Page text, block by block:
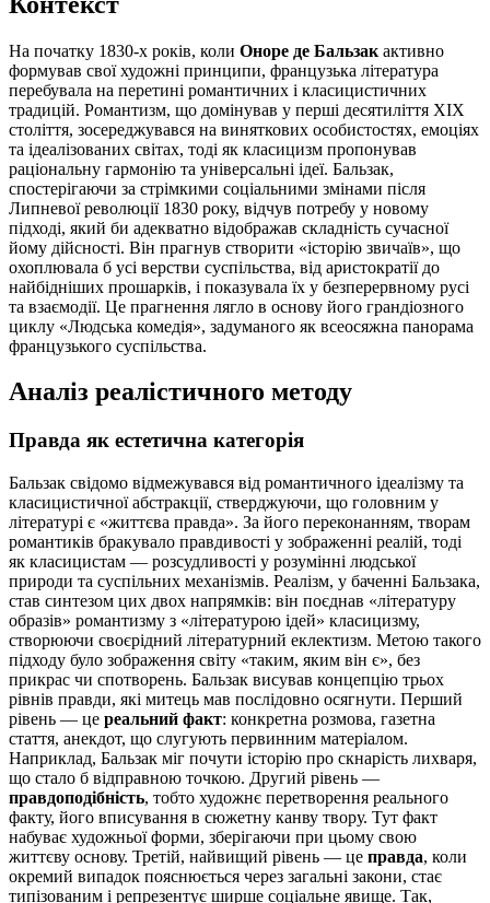
На початку 1830-х років, коли Оноре де Бальзак активно
формував свої художні принципи, французька література
перебувала на перетині романтичних і класицистичних
традицій. Романтизм, що домінував у перші десятиліття XIX
століття, зосереджувався на виняткових особистостях, емоціях
та ідеалізованих світах, тоді як класицизм пропонував
раціональну гармонію та універсальні ідеї. Бальзак,
спостерігаючи за стрімкими соціальними змінами після
Липневої революції 1830 року, відчув потребу у новому
підході, який би адекватно відображав складність сучасної
йому дійсності. Він прагнув створити «історію звичаїв», що
охоплювала б усі верстви суспільства, від аристократії до
найбідніших прошарків, і показувала їх у безперервному русі
та взаємодії. Це прагнення лягло в основу його грандіозного
циклу «Людська комедія», задуманого як всеосяжна панорама
французького суспільства.
Аналіз реалістичного методу
Правда як естетична категорія
Бальзак свідомо відмежувався від романтичного ідеалізму та
класицистичної абстракції, стверджуючи, що головним у
літературі є «життєва правда». За його переконанням, творам
романтиків бракувало правдивості у зображенні реалій, тоді
як класицистам — розсудливості у розумінні людської
природи та суспільних механізмів. Реалізм, у баченні Бальзака,
став синтезом цих двох напрямків: він поєднав «літературу
образів» романтизму з «літературою ідей» класицизму,
створюючи своєрідний літературний еклектизм. Метою такого
підходу було зображення світу «таким, яким він є», без
прикрас чи спотворень. Бальзак висував концепцію трьох
рівнів правди, які митець мав послідовно осягнути. Перший
рівень — це реальний факт: конкретна розмова, газетна
стаття, анекдот, що слугують первинним матеріалом.
Наприклад, Бальзак міг почути історію про скнарість лихваря,
що стало б відправною точкою. Другий рівень —
правдоподібність, тобто художнє перетворення реального
факту, його вписування в сюжетну канву твору. Тут факт
набуває художньої форми, зберігаючи при цьому свою
життєву основу. Третій, найвищий рівень — це правда, коли
окремий випадок пояснюється через загальні закони, стає
типізованим і репрезентує ширше соціальне явище. Так,